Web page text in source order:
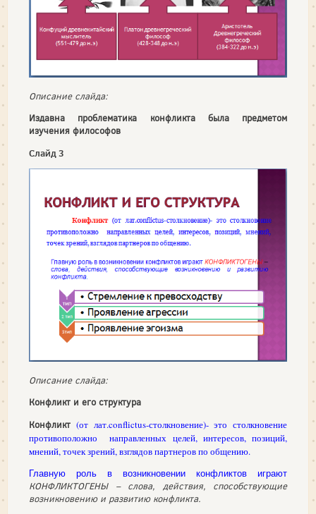
Описание слайда:
Издавна проблематика конфликта была предметом
изучения философов
Слайд 3
Описание слайда:
Конфликт и его структура
Конфликт (от лат.conflictus-столкновение)-это столкновение
противоположно
направленных целей, интересов, позиций,
мнений, точек зрений, взглядов партнеров по общению.
Главную роль в возникновении конфликтов играют
КОНФЛИКТОГЕНЫ– слова, действия, способствующие
возникновению и развитию конфликта.